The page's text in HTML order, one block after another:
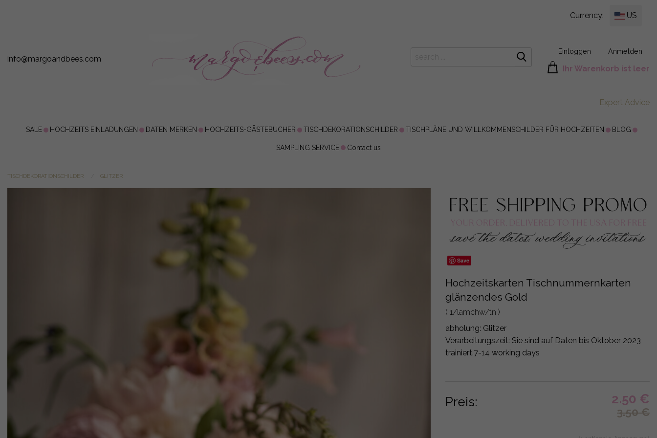
Currency: US
info@margoandbees.com
Einloggen Anmelden
Ihr Warenkorb ist leer
Expert Advice
SALE HOCHZEITS EINLADUNGEN DATEN MERKEN HOCHZEITS-GÄSTEBÜCHER TISCHDEKORATIONSCHILDER TISCHPLÄNE UND WILLKOMMENSCHILDER FÜR HOCHZEITEN BLOG
SAMPLING SERVICE Contact us
TISCHDEKORATIONSCHILDER GLITZER
Save
Hochzeitskarten Tischnummernkarten
glänzendes Gold
( 1/lamchw/tn )
abholung: Glitzer
Verarbeitungszeit: Sie sind auf Daten bis Oktober 2023
trainiert.7-14 working days
Preis: 2.50 €
3.50€